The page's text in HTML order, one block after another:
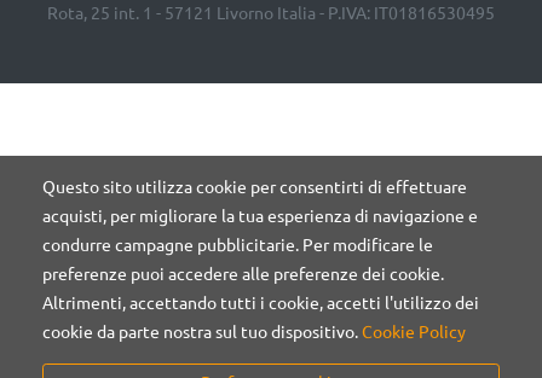
Rota, 25 int. 1 - 57121 Livorno Italia - P.IVA: IT01816530495
Questo sito utilizza cookie per consentirti di effettuare
acquisti, per migliorare la tua esperienza di navigazione e
condurre campagne pubblicitarie. Per modificare le
preferenze puoi accedere alle preferenze dei cookie.
Altrimenti, accettando tutti i cookie, accetti l'utilizzo dei
cookie da parte nostra sul tuo dispositivo.Cookie Policy